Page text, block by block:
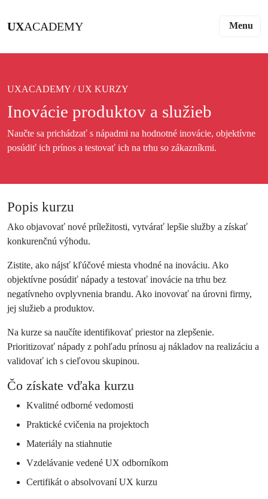
UXACADEMY Menu
UXACADEMY /UX KURZY
Inovácie produktov a služieb
Naučte sa prichádzať s nápadmi na hodnotné inovácie, objektívne
posúdiť ich prínos a testovať ich na trhu so zákazníkmi.
Popis kurzu
Ako objavovať nové príležitosti, vytvárať lepšie služby a získať
konkurenčnú výhodu.
Zistite, ako nájsť kľúčové miesta vhodné na inováciu. Ako
objektívne posúdiť nápady a testovať inovácie na trhu bez
negatívneho ovplyvnenia brandu. Ako inovovať na úrovni firmy,
jej služieb a produktov.
Na kurze sa naučíte identifikovať priestor na zlepšenie.
Prioritizovať nápady z pohľadu prínosu aj nákladov na realizáciu a
validovať ich s cieľovou skupinou.
Čo získate vďaka kurzu
Kvalitné odborné vedomosti
Praktické cvičenia na projektoch
Materiály na stiahnutie
Vzdelávanie vedené UX odborníkom
Certifikát o absolvovaní UX kurzu